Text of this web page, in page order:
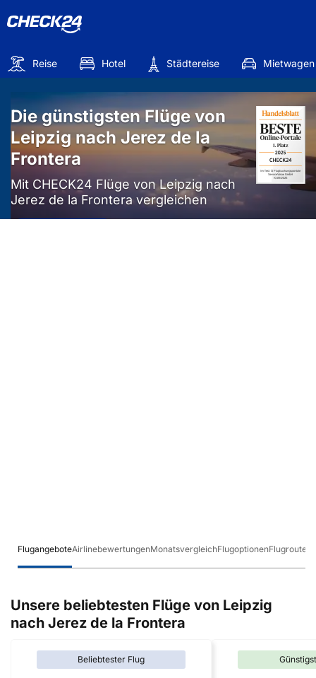
Reise Hotel Städtereise Mietwagen
Die günstigsten Flüge von
Leipzig nach Jerez de la
Frontera
Mit CHECK24 Flüge von Leipzig nach
Jerez de la Frontera vergleichen
FlugangeboteAirlinebewertungenMonatsvergleichFlugoptionenFlugrouten
Unsere beliebtesten Flüge von Leipzig
nach Jerez de la Frontera
Beliebtester Flug